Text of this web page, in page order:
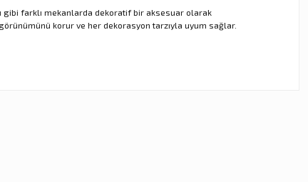
gibi farklı mekanlarda dekoratif bir aksesuar olarak
korur ve her dekorasyon tarzıyla uyum sağlar.